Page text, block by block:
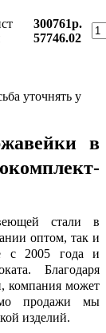
300761р.
57746.02
уточнять у
в
стали в
оптом, так и
с 2005 года и
Благодаря
компания может
продажи мы
изделий.